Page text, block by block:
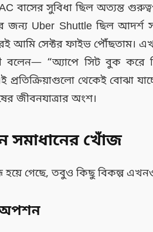
বাসের সুবিধা ছিল অত্যন্ত
Uber Shuttle ছিল আদর্শ
আমি সেক্টর ফাইভ পৌঁছতাম।
“অ্যাপে সিট বুক করে
প্রতিক্রিয়াগুলো থেকেই বোঝা
জীবনযাত্রার অংশ।
সমাধানের খোঁজ
হয়ে গেছে, তবুও কিছু বিকল্প
অপশন